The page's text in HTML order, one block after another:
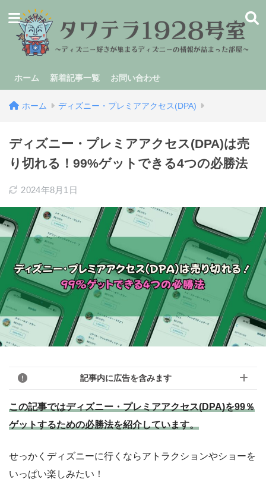
ホーム 新着記事一覧 お問い合わせ
ホーム ディズニー・プレミアアクセス(DPA)
ディズニー・プレミアアクセス(DPA)は売
り切れる！99%ゲットできる4つの必勝法
2024年8月1日
記事内に広告を含みます
モヨ
このブログのリンクは広告を含んでいる場
いいよ！」という人はアフィリエイトリン
クから購入していただけると嬉しいです！
この記事ではディズニー・プレミアアクセス(DPA)を99％
ゲットするための必勝法を紹介しています。
せっかくディズニーに行くならアトラクションやショーを
いっぱい楽しみたい！